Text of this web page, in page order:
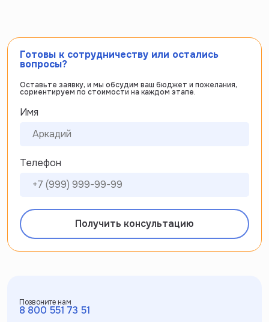
Готовы к сотрудничеству или остались
вопросы?
Оставьте заявку, и мы обсудим ваш бюджет и пожелания,
сориентируем по стоимости на каждом этапе.
Имя
Телефон
Получить консультацию
Позвоните нам
8 800 551 73 51